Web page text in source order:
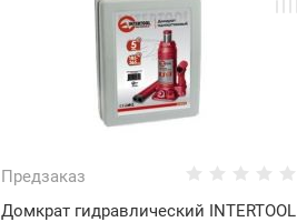
Предзаказ
Домкрат гидравлический INTERTOOL